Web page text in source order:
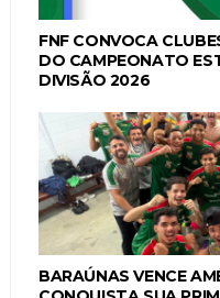
FNF CONVOCA
DO CAMPEONATO
DIVISÃO 2026
BARAÚNAS VENCE